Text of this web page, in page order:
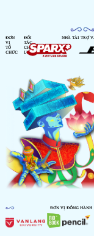
ĐƠN
VỊ
TỔ
CHỨC
ĐỐI
TÁC
CHIẾN
LƯỢC
NHÀ TÀI TRỢ
ĐƠN VỊ ĐỒNG HÀNH